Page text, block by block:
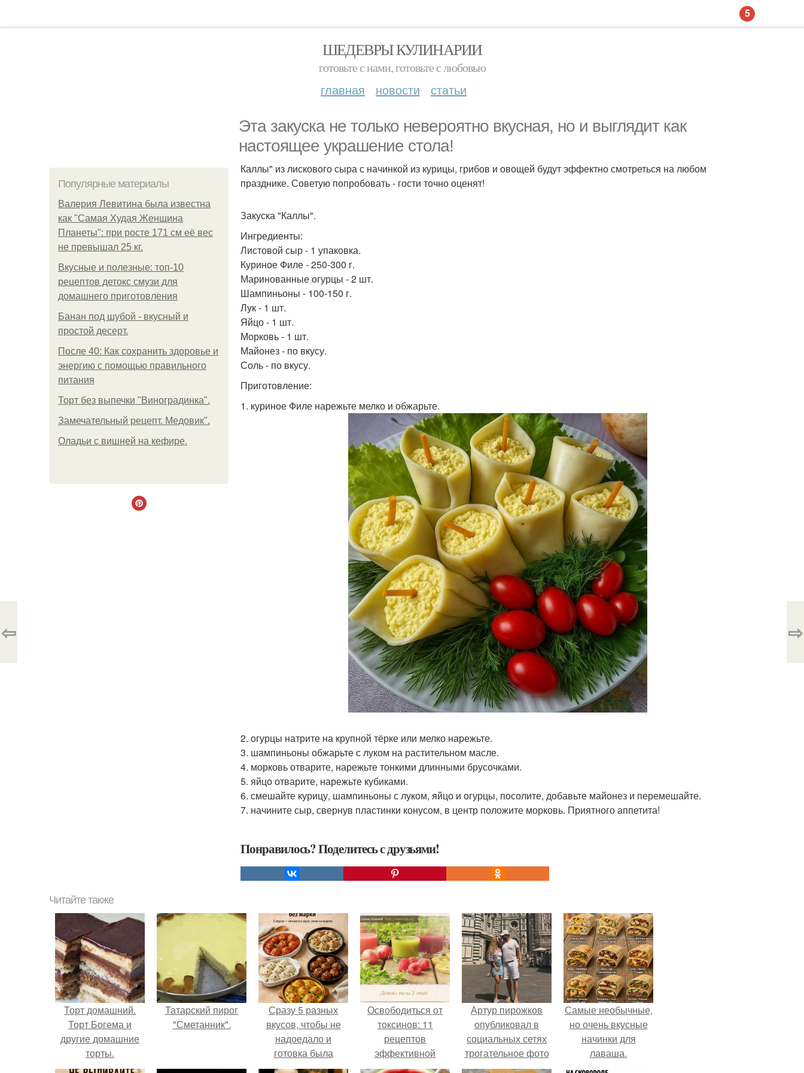
ШЕДЕВРЫ КУЛИНАРИИ
готовьте с нами, готовьте с любовью
главная новости статьи
Эта закуска не только невеpоятно вкусная, но и выглядит как
настоящее украшение стола!
Популярные материалы
Валерия Левитина была известна
как "Самая Худая Женщина
Планеты": при росте 171 см её вес
не превышал 25 кг.
Вкусные и полезные: топ-10
рецептов детокс смузи для
домашнего приготовления
Банан под шубой - вкусный и
простой десерт.
После 40: Как сохранить здоровье и
энергию с помощью правильного
питания
Торт без выпечки "Виноградинка".
Замечательный рецепт. Медовик".
Оладьи с вишней на кефире.
Каллы" из лискового сыра с начинкой из курицы, грибов и овощей будут эффектно смотреться на любом
празднике. Советую попробовать - гости точно оценят!
Закуска "Каллы".
Ингредиенты:
Листовой сыр - 1 упаковка.
Куриное Филе - 250-300 г.
Маринованные огурцы - 2 шт.
Шампиньоны - 100-150 г.
Лук - 1 шт.
Яйцо - 1 шт.
Морковь - 1 шт.
Майонез - по вкусу.
Соль - по вкусу.
Приготовление:
1. куриное Филе нарежьте мелко и обжарьте.
2. огурцы натрите на крупной тёрке или мелко нарежьте.
3. шампиньоны обжарьте с луком на растительном масле.
4. морковь отварите, нарежьте тонкими длинными брусочками.
5. яйцо отварите, нарежьте кубиками.
6. смешайте курицу, шампиньоны с луком, яйцо и огурцы, посолите, добавьте майонез и перемешайте.
7. начините сыр, свернув пластинки конусом, в центр положите морковь. Приятного аппетита!
Понравилось? Поделитесь с друзьями!
⇦ ⇨
Читайте также
Торт домашний.
Торт Богема и
другие домашние
торты.
Татарский пирог
"Сметанник".
Сразу 5 разных
вкусов, чтобы не
надоедало и
готовка была
проще.
Освободиться от
токсинов: 11
рецептов
эффективной
детокс-программы
Артур пирожков
опубликовал в
социальных сетях
трогательное фото
с супругой
Самые необычные,
но очень вкусные
начинки для
лаваша.
5